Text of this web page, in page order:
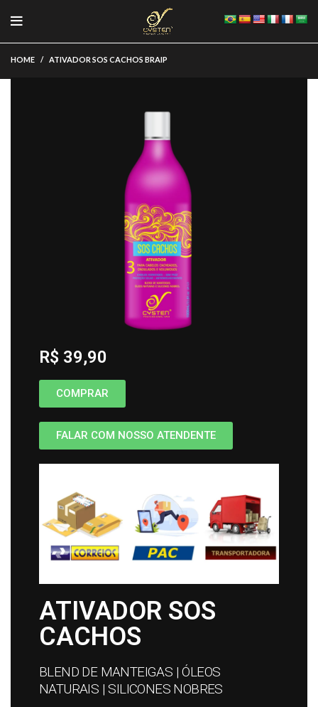
HOME ATIVADOR SOS CACHOS BRAIP
R$ 39,90
COMPRAR
FALAR COM NOSSO ATENDENTE
ATIVADOR SOS
CACHOS
BLEND DE MANTEIGAS | ÓLEOS
NATURAIS | SILICONES NOBRES